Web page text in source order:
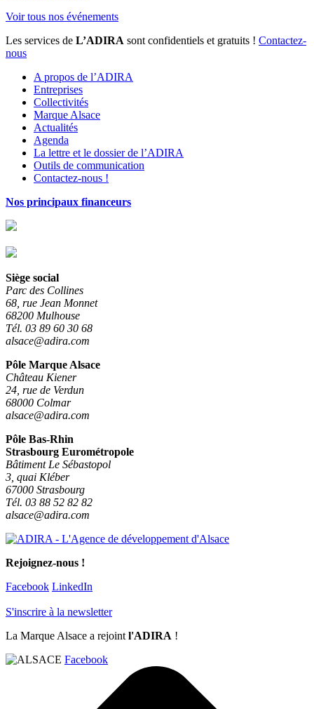
Voir tous nos événements
Les services de L’ADIRA sont confidentiels et gratuits ! Contactez-
nous
A propos de l’ADIRA
Entreprises
Collectivités
Marque Alsace
Actualités
Agenda
La lettre et le dossier de l’ADIRA
Outils de communication
Contactez-nous !
Nos principaux financeurs
Siège social
Parc des Collines
68, rue Jean Monnet
68200 Mulhouse
Tél. 03 89 60 30 68
alsace@adira.com
Pôle Marque Alsace
Château Kiener
24, rue de Verdun
68000 Colmar
alsace@adira.com
Pôle Bas-Rhin
Strasbourg Eurométropole
Bâtiment Le Sébastopol
3, quai Kléber
67000 Strasbourg
Tél. 03 88 52 82 82
alsace@adira.com
Rejoignez-nous !
Facebook LinkedIn
S'inscrire à la newsletter
La Marque Alsace a rejointl'ADIRA !
Facebook